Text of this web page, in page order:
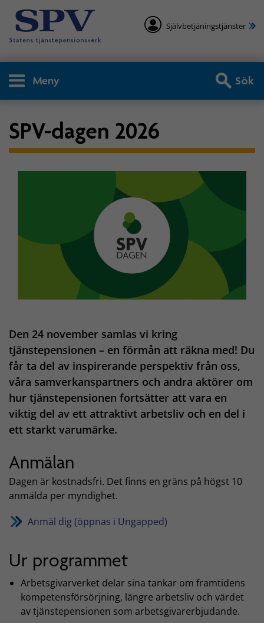
Självbetjäningstjänster
Meny Sök
SPV-dagen 2026
Den 24 november samlas vi kring
tjänstepensionen – en förmån att räkna med! Du
får ta del av inspirerande perspektiv från oss,
våra samverkanspartners och andra aktörer om
hur tjänstepensionen fortsätter att vara en
viktig del av ett attraktivt arbetsliv och en del i
ett starkt varumärke.
Anmälan
Dagen är kostnadsfri. Det finns en gräns på högst 10
anmälda per myndighet.
Anmäl dig (öppnas i Ungapped)
Ur programmet
Arbetsgivarverket delar sina tankar om framtidens
kompetensförsörjning, längre arbetsliv och värdet
av tjänstepensionen som arbetsgivarerbjudande.